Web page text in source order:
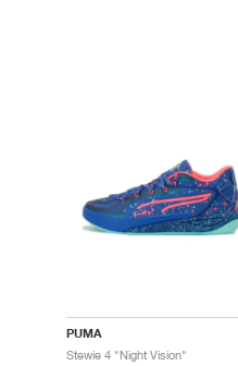
PUMA
Stewie 4 "Night Vision"